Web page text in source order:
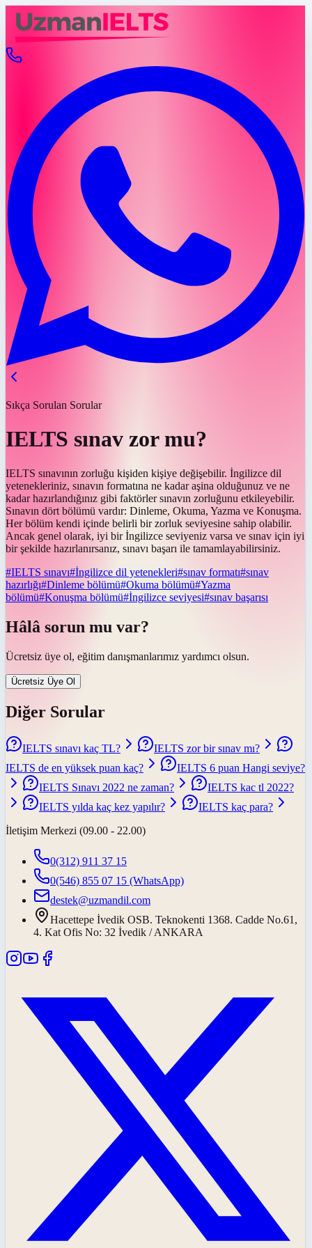
Sıkça Sorulan Sorular
IELTS sınav zor mu?
IELTS sınavının zorluğu kişiden kişiye değişebilir. İngilizce dil
yetenekleriniz, sınavın formatına ne kadar aşina olduğunuz ve ne
kadar hazırlandığınız gibi faktörler sınavın zorluğunu etkileyebilir.
Sınavın dört bölümü vardır: Dinleme, Okuma, Yazma ve Konuşma.
Her bölüm kendi içinde belirli bir zorluk seviyesine sahip olabilir.
Ancak genel olarak, iyi bir İngilizce seviyeniz varsa ve sınav için iyi
bir şekilde hazırlanırsanız, sınavı başarı ile tamamlayabilirsiniz.
#IELTS sınavı#İngilizce dil yetenekleri#sınav formatı#sınav
hazırlığı#Dinleme bölümü#Okuma bölümü#Yazma
bölümü#Konuşma bölümü#İngilizce seviyesi#sınav başarısı
Hâlâ sorun mu var?
Ücretsiz üye ol, eğitim danışmanlarımız yardımcı olsun.
Ücretsiz Üye Ol
Diğer Sorular
IELTS sınavı kaç TL?
IELTS zor bir sınav mı?
IELTS de en yüksek puan kaç?
IELTS 6 puan Hangi seviye?
IELTS Sınavı 2022 ne zaman?
IELTS kac tl 2022?
IELTS yılda kaç kez yapılır?
IELTS kaç para?
İletişim Merkezi (09.00 - 22.00)
0(312) 911 37 15
0(546) 855 07 15 (WhatsApp)
destek@uzmandil.com
Hacettepe İvedik OSB. Teknokenti 1368. Cadde No.61,
4. Kat Ofis No: 32 İvedik / ANKARA